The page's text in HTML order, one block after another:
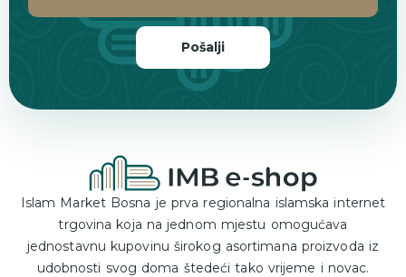
Pošalji
Islam Market Bosna je prva regionalna islamska internet
trgovina koja na jednom mjestu omogućava
jednostavnu kupovinu širokog asortimana proizvoda iz
udobnosti svog doma štedeći tako vrijeme i novac.